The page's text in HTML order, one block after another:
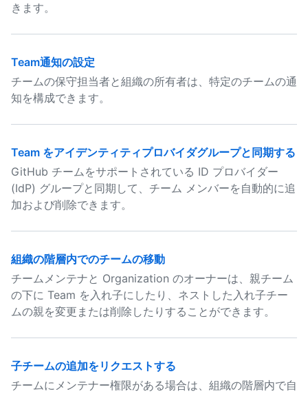
きます。
Team通知の設定
チームの保守担当者と組織の所有者は、特定のチームの通
知を構成できます。
Team をアイデンティティプロバイダグループと同期する
GitHub チームをサポートされている ID プロバイダー
(IdP) グループと同期して、チーム メンバーを自動的に追
加および削除できます。
組織の階層内でのチームの移動
チームメンテナと Organization のオーナーは、親チーム
の下に Team を入れ子にしたり、ネストした入れ子チー
ムの親を変更または削除したりすることができます。
子チームの追加をリクエストする
チームにメンテナー権限がある場合は、組織の階層内で自